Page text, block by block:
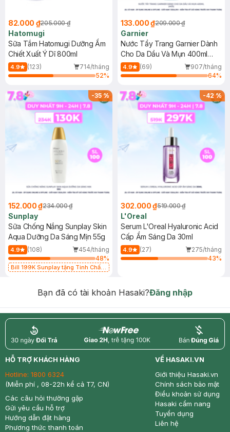
82.000 ₫205.000 ₫
Hatomugi
Sữa Tắm Hatomugi Dưỡng Ẩm
Chiết Xuất Ý Dĩ 800ml
4.9 (123)
714/tháng
52%
133.000 ₫209.000 ₫
Garnier
Nước Tẩy Trang Garnier Dành
Cho Da Dầu Và Mụn 400ml
(Mới)
4.9 (69)
907/tháng
64%
-35%
152.000 ₫234.000 ₫
Sunplay
Sữa Chống Nắng Sunplay Skin
Aqua Dưỡng Da Sáng Mịn 55g
4.9 (108)
454/tháng
48%
Bill 199K Sunplay tặng Tinh Chất
-42%
302.000 ₫519.000 ₫
L'Oreal
Serum L'Oreal Hyaluronic Acid
Cấp Ẩm Sáng Da 30ml
4.9 (27)
275/tháng
43%
Bạn đã có tài khoản Hasaki?Đăng nhập
return nowfree price
HỖ TRỢ KHÁCH HÀNG
Hotline: 1800 6324
(Miễn phí , 08-22h kể cả T7, CN)
Các câu hỏi thường gặp
Gửi yêu cầu hỗ trợ
Hướng dẫn đặt hàng
Phương thức thanh toán
VỀ HASAKI.VN
Giới thiệu Hasaki.vn
Chính sách bảo mật
Điều khoản sử dụng
Hasaki cẩm nang
Tuyển dụng
Liên hệ